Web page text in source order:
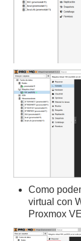
Como
virtual con
Proxmox